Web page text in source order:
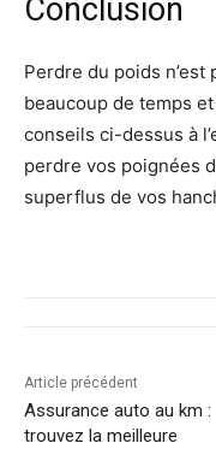
Conclusion
Perdre du poids
beaucoup de temps
conseils ci-dessus à
perdre vos poignées
superflus de vos
Article précédent
Assurance auto au km :
trouvez la meilleure